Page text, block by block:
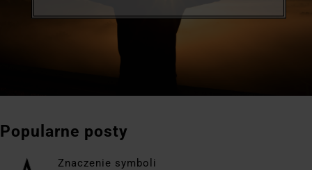
Popularne posty
Znaczenie symboli